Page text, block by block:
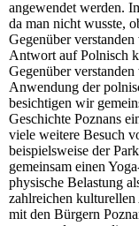
angewendet werden.
da man nicht wusste,
Gegenüber
Antwort auf Polnisch
Gegenüber
Anwendung der
besichtigen wir
Geschichte Poznans
viele weitere Besuch
beispielsweise der
gemeinsam einen
physische Belastung
zahlreichen
mit den Bürgern